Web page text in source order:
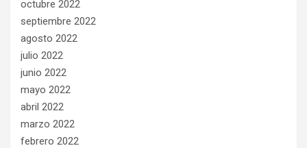
octubre 2022
septiembre 2022
agosto 2022
julio 2022
junio 2022
mayo 2022
abril 2022
marzo 2022
febrero 2022